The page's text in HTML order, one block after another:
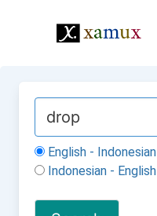
English - Indonesian
Indonesian - English